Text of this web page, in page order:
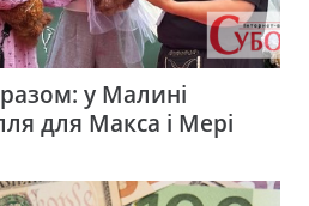
у Малині
для Макса і Мері